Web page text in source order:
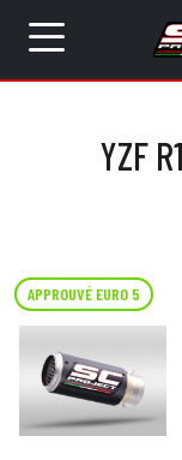
YZF
APPROUVÉ EURO 5